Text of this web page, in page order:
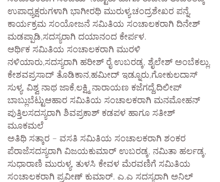
ಉಪಾಧ್ಯಕ್ಷರುಗಳಾಗಿ ಭಾಗೀರಥಿ ಮುರುಳ್ಯ,ಚಂದ್ರಶೇಖರ ಪನ್ನೆ,
ಕಾರ್ಯಕ್ರಮ ಸಂಯೋಜನೆ ಸಮಿತಿಯ ಸಂಚಾಲಕರಾಗಿ ದಿನೇಶ್
ಮಡಪ್ಪಾಡಿ,ಸದಸ್ಯರಾಗಿ ದಯಾನಂದ ಕೇರ್ಪಳ.
ಆರ್ಥಿಕ ಸಮಿತಿಯ ಸಂಚಾಲಕರಾಗಿ ಮುರಳಿ
ನಳಿಯಾರು,ಸದಸ್ಯರಾಗಿ ಹರೀಶ್ ರೈ ಉಬರಡ್ಕ, ಶೈಲೇಶ್ ಅಂಬೆಕಲ್ಲು,
ಕೇಶವಪ್ರಸಾದ್ ತೊಡಿಕಾನ,ಹಮೀದ್ ಇಡ್ನೂರು,ಗೋಕುಲದಾಸ್
ಸುಳ್ಯ, ವಿಶ್ವ ನಾಥ ಜಾಕೆ,ಲಕ್ಷ್ಮಿ ನಾರಾಯಣ ಕಜೆಗದ್ದೆ,ದಿಲೀಪ್
ಬಾಬ್ಲುಬೆಟ್ಟುಆಹಾರ ಸಮಿತಿಯ ಸಂಚಾಲಕರಾಗಿ ಮನಮೋಹನ್
ಪುತ್ತಿಲಸದಸ್ಯರಾಗಿ ಶಿವಪ್ರಕಾಶ್ ಕಡಪಳ ಹಾಗೂ ಸತೀಶ್
ಮೂಕಮಲೆ
ಅತಿಥಿ ಸತ್ಕಾರ – ವಸತಿ ಸಮಿತಿಯ ಸಂಚಾಲಕರಾಗಿ ಶಂಕರ
ಪೆರಾಜೆಸದಸ್ಯರಾಗಿ ವಿಜಯಕುಮಾರ್ ಉಬರಡ್ಕ, ನಮಿತಾ ಹರ್ಲಡ್ಕ,
ಸುಧಾರಾಣಿ ಮುರುಳ್ಯ, ತುಳಸಿ ಕೇವಳ ಮೆರವಣಿಗೆ ಸಮಿತಿಯ
ಸಂಚಾಲಕರಾಗಿ ಪ್ರವೀಣ್ ಕುಮಾರ್. ಎ.ಎ ಸದಸ್ಯರಾಗಿ ಅನಿಲ್